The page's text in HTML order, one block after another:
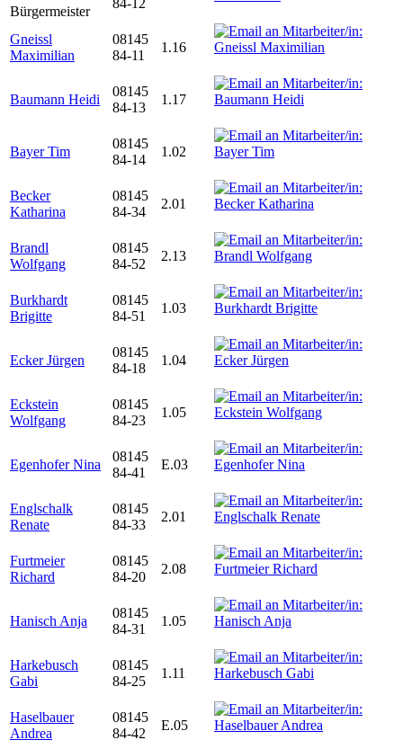
Bürgermeister
84-12
Gneissl
Maximilian
08145
84-11
1.16
Baumann Heidi
08145
84-13
1.17
Bayer Tim
08145
84-14
1.02
Becker
Katharina
08145
84-34
2.01
Brandl
Wolfgang
08145
84-52
2.13
Burkhardt
Brigitte
08145
84-51
1.03
Ecker Jürgen
08145
84-18
1.04
Eckstein
Wolfgang
08145
84-23
1.05
Egenhofer Nina
08145
84-41
E.03
Englschalk
Renate
08145
84-33
2.01
Furtmeier
Richard
08145
84-20
2.08
Hanisch Anja
08145
84-31
1.05
Harkebusch
Gabi
08145
84-25
1.11
Haselbauer
Andrea
08145
84-42
E.05